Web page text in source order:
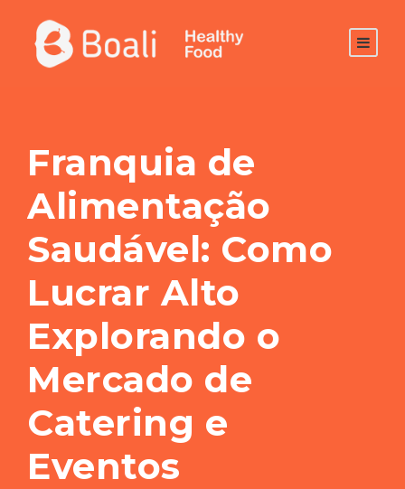
Franquia de
Alimentação
Saudável: Como
Lucrar Alto
Explorando o
Mercado de
Catering e
Eventos